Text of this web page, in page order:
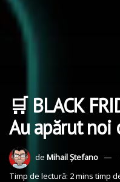
🛒 BLACK
Au apărut noi
de Mihail Ștefano
Timp de lectură: 2 mins timp